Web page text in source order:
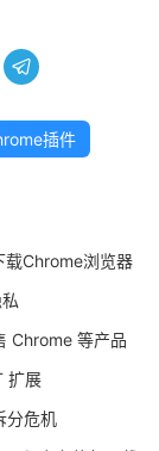

插件
载Chrome浏览器
Chrome 等产品
扩展
分危机